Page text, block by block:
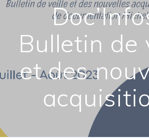
Bulletin de
et des